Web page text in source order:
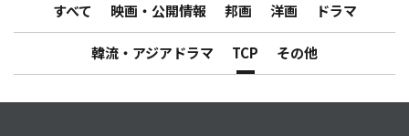
すべて 映画・公開情報 邦画 洋画 ドラマ
韓流・アジアドラマ TCP その他